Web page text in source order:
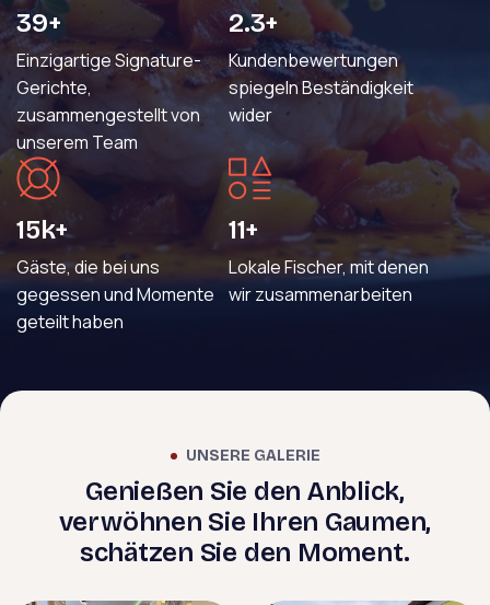
63+
Einzigartige Signature-
Gerichte,
zusammengestellt von
unserem Team
3.7+
Kundenbewertungen
spiegeln Beständigkeit
wider
25k+
Gäste, die bei uns
gegessen und Momente
geteilt haben
18+
Lokale Fischer, mit denen
wir zusammenarbeiten
UNSERE GALERIE
Genießen Sie den Anblick,
verwöhnen Sie Ihren Gaumen,
schätzen Sie den Moment.